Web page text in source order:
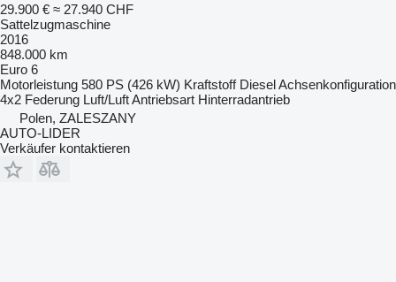
29.900 € ≈ 27.940 CHF
Sattelzugmaschine
2016
848.000 km
Euro 6
Motorleistung 580 PS (426 kW) Kraftstoff DieselAchsenkonfiguration
4x2 Federung Luft/LuftAntriebsart Hinterradantrieb
Polen, ZALESZANY
AUTO-LIDER
Verkäufer kontaktieren